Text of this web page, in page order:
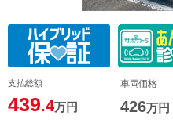
支払総額
439.4万円
車両価格
426万円